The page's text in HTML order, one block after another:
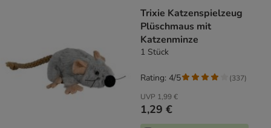
Trixie Katzenspielzeug
Plüschmaus mit
Katzenminze
1 Stück
UVP 1,99 €
1,29 €
Rating: 4/5 (337)